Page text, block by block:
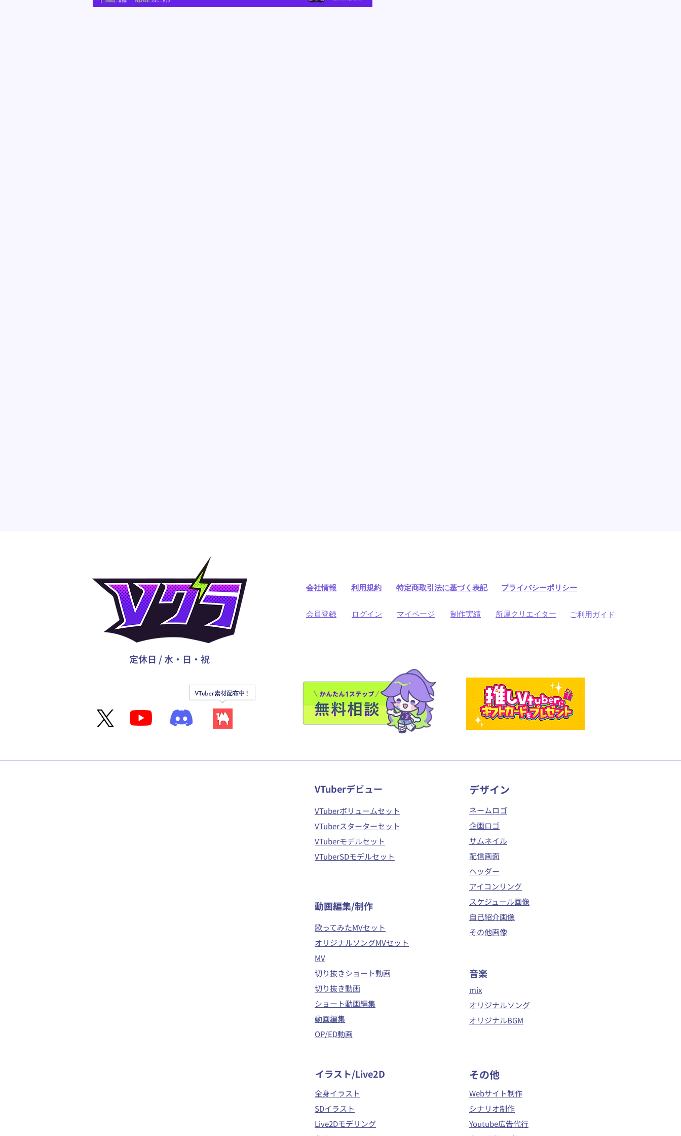
会社情報 利用規約 プライバシーポリシー
​特定商取引法に基づく表記
​会員登録 ​ログイン マイページ 制作実績 所属クリエイター ご利用ガイド
定休日 / 水・日・祝
VTuberデビュー
VTuberボリュームセット
VTuberスターターセット
VTuberモデルセット
VTuberSDモデルセット
​動画編集/制作
歌ってみたMVセット
オリジナルソングMVセット
MV
切り抜きショート動画
切り抜き動画
ショート動画編集
動画編集
OP/ED動画
​デザイン
ネームロゴ
企画ロゴ
サムネイル
配信画面
ヘッダー
アイコンリング
スケジュール画像
自己紹介画像
その他画像
音楽
mix
オリジナルソング
オリジナルBGM
イラスト/Live2D
全身イラスト
SDイラスト
Live2Dモデリング
​その他
Webサイト制作
シナリオ制作
Youtube広告代行